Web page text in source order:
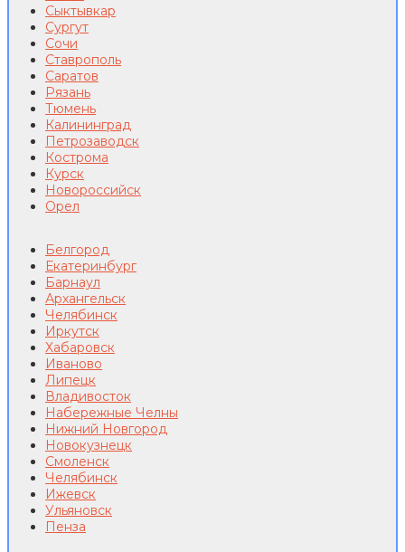
Сыктывкар
Сургут
Сочи
Ставрополь
Саратов
Рязань
Тюмень
Калининград
Петрозаводск
Кострома
Курск
Новороссийск
Орел
Белгород
Екатеринбург
Барнаул
Архангельск
Челябинск
Иркутск
Хабаровск
Иваново
Липецк
Владивосток
Набережные Челны
Нижний Новгород
Новокузнецк
Смоленск
Челябинск
Ижевск
Ульяновск
Пенза